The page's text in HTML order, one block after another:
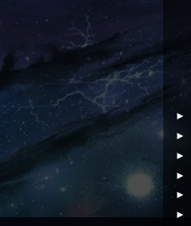
►
►
►
►
►
►